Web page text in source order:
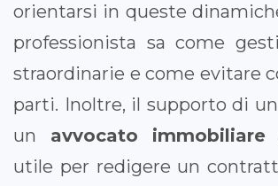
orientarsi in queste
professionista sa come
straordinarie e come evitare
parti. Inoltre, il supporto di un
un avvocato immobiliare
utile per redigere un